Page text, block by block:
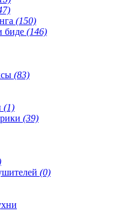
(150)
биде (146)
(83)
(1)
(39)
(0)